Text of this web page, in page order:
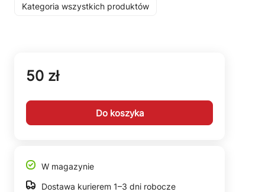
Kategoria wszystkich produktów
50 zł
Do koszyka
W magazynie
Dostawa kurierem 1–3 dni robocze